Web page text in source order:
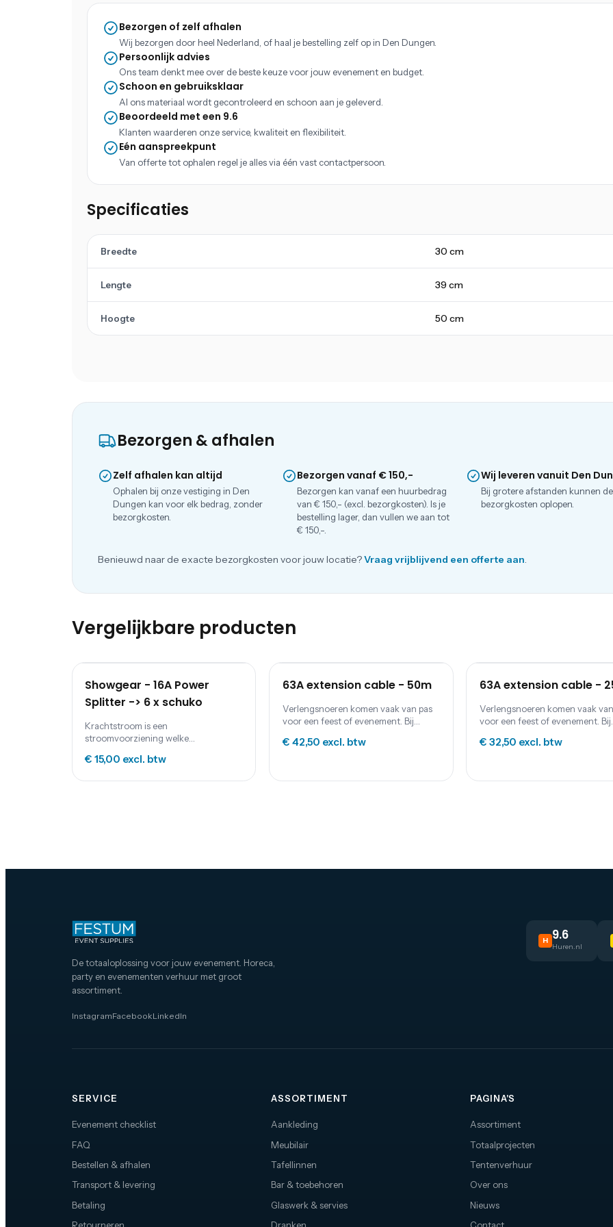
Bezorgen of zelf afhalen
Wij bezorgen door heel Nederland, of haal je bestelling zelf op in Den Dungen.
Persoonlijk advies
Ons team denkt mee over de beste keuze voor jouw evenement en budget.
Schoon en gebruiksklaar
Al ons materiaal wordt gecontroleerd en schoon aan je geleverd.
Beoordeeld met een 9.6
Klanten waarderen onze service, kwaliteit en flexibiliteit.
Eén aanspreekpunt
Van offerte tot ophalen regel je alles via één vast contactpersoon.
Specificaties
Breedte 30 cm
Lengte 39 cm
Hoogte 50 cm
Bezorgen & afhalen
Zelf afhalen kan altijd
Ophalen bij onze vestiging in Den
Dungen kan voor elk bedrag, zonder
bezorgkosten.
Bezorgen vanaf € 150,-
Bezorgen kan vanaf een huurbedrag
van € 150,- (excl. bezorgkosten). Is je
bestelling lager, dan vullen we aan tot
€ 150,-.
Wij leveren vanuit Den
Bij grotere afstanden kunnen de
bezorgkosten oplopen.
Benieuwd naar de exacte bezorgkosten voor jouw locatie?Vraag vrijblijvend een offerte aan.
Vergelijkbare producten
Showgear - 16A Power
Splitter -> 6 x schuko
Krachtstroom is een
stroomvoorziening welke
stroom voorziet. Op diverse
€ 15,00 excl. btw
63A extension cable - 50m
Verlengsnoeren komen vaak van pas
voor een feest of evenement. Bij
verlengkabels (230 of 400 V), haspels,
€ 42,50 excl. btw
63A extension cable -
Verlengsnoeren komen vaak
voor een feest of evenement. Bij
verlengkabels (230 of 400 V),
€ 32,50 excl. btw
De totaaloplossing voor jouw evenement. Horeca,
party en evenementen verhuur met groot
assortiment.
InstagramFacebookLinkedIn
H 9.6
Huren.nl
SERVICE
Evenement checklist
FAQ
Bestellen & afhalen
Transport & levering
Betaling
ASSORTIMENT
Aankleding
Meubilair
Tafellinnen
Bar & toebehoren
Glaswerk & servies
PAGINA'S
Assortiment
Totaalprojecten
Tentenverhuur
Over ons
Nieuws